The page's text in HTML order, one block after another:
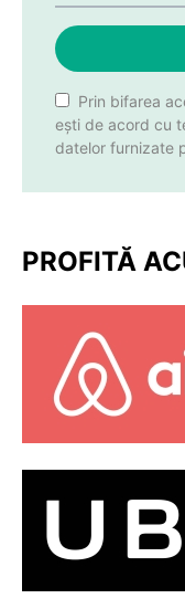
Prin bifarea
ești de acord cu
datelor furnizate
PROFITĂ